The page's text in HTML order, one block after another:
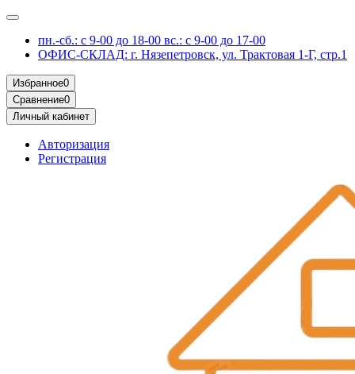
пн.-сб.: с 9-00 до 18-00 вс.: с 9-00 до 17-00
ОФИС-СКЛАД: г. Нязепетровск, ул. Трактовая 1-Г, стр.1
Избранное0
Сравнение0
Личный кабинет
Авторизация
Регистрация